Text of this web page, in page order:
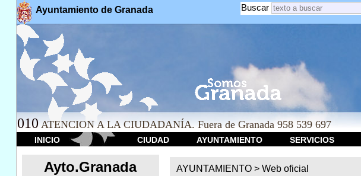
Ayuntamiento de Granada Buscar
010 ATENCION A LA CIUDADANÍA. Fuera de Granada 958 539 697
INICIO CIUDAD AYUNTAMIENTO SERVICIOS
Ayto.Granada AYUNTAMIENTO > Web oficial